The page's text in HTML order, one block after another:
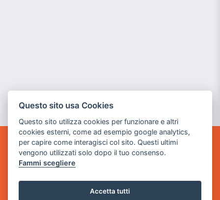
GAME WARP
BY POWER GAME SRL
Sede Legale
via Villaggio dei Platani, 3
Questo sito usa Cookies
Questo sito utilizza cookies per funzionare e altri
cookies esterni, come ad esempio google analytics,
per capire come interagisci col sito. Questi ultimi
vengono utilizzati solo dopo il tuo consenso.
Fammi scegliere
Accetta tutti